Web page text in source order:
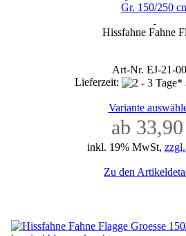
Gr. 150/250
Hissfahne Fahne
Art-Nr. EJ-21-
Lieferzeit:
Variante
ab
inkl. 19% MwSt,
Zu den